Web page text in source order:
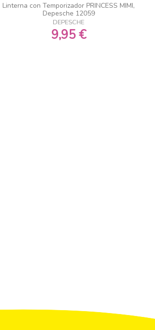
Linterna con Temporizador PRINCESS MIMI,
Depesche 12059
DEPESCHE
9,95 €